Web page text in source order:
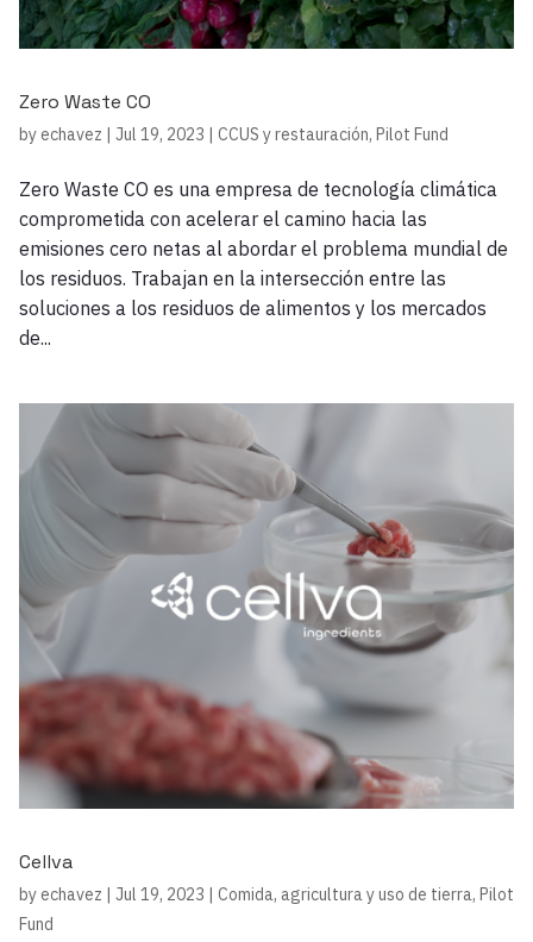
Zero Waste CO
by echavez Jul 19, 2023 CCUS y restauración, Pilot Fund
Zero Waste CO es una empresa de tecnología climática
comprometida con acelerar el camino hacia las
emisiones cero netas al abordar el problema mundial de
los residuos. Trabajan en la intersección entre las
soluciones a los residuos de alimentos y los mercados
de...
Cellva
by echavez Jul 19, 2023 Comida, agricultura y uso de tierra, Pilot
Fund